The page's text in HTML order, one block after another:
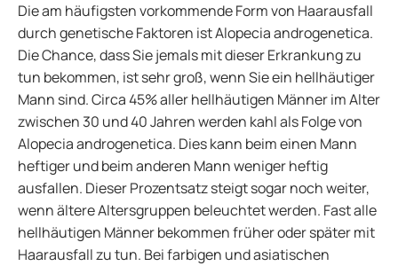
Die am häufigsten vorkommende Form von Haarausfall
durch genetische Faktoren ist Alopecia androgenetica.
Die Chance, dass Sie jemals mit dieser Erkrankung zu
tun bekommen, ist sehr groß, wenn Sie ein hellhäutiger
Mann sind. Circa 45% aller hellhäutigen Männer im Alter
zwischen 30 und 40 Jahren werden kahl als Folge von
Alopecia androgenetica. Dies kann beim einen Mann
heftiger und beim anderen Mann weniger heftig
ausfallen. Dieser Prozentsatz steigt sogar noch weiter,
wenn ältere Altersgruppen beleuchtet werden. Fast alle
hellhäutigen Männer bekommen früher oder später mit
Haarausfall zu tun. Bei farbigen und asiatischen